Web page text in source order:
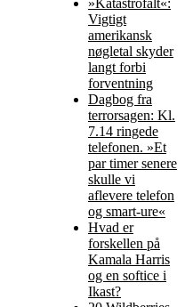
Vigtigt
amerikansk
nøgletal skyder
langt forbi
forventning
Dagbog fra
terrorsagen: Kl.
7.14 ringede
telefonen. »Et
par timer senere
skulle vi
aflevere telefon
og smart-ure«
Hvad er
forskellen på
Kamala Harris
og en softice i
Ikast?